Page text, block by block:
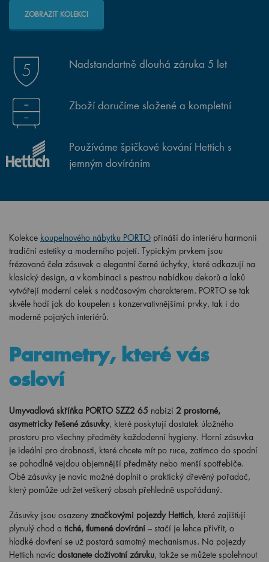
ZOBRAZIT KOLEKCI
Nadstandartně dlouhá záruka 5 let
Zboží doručíme složené a kompletní
Používáme špičkové kování Hettich s
jemným dovíráním
Kolekce koupelnového nábytku PORTO přináší do interiéru harmonii
tradiční estetiky a moderního pojetí. Typickým prvkem jsou
frézovaná čela zásuvek a elegantní černé úchytky, které odkazují na
klasický design, a v kombinaci s pestrou nabídkou dekorů a laků
vytvářejí moderní celek s nadčasovým charakterem. PORTO se tak
skvěle hodí jak do koupelen s konzervativnějšími prvky, tak i do
moderně pojatých interiérů.
Parametry, které vás
osloví
Umyvadlová skříňka PORTO SZZ2 65 nabízí 2 prostorné,
asymetricky řešené zásuvky, které poskytují dostatek úložného
prostoru pro všechny předměty každodenní hygieny. Horní zásuvka
je ideální pro drobnosti, které chcete mít po ruce, zatímco do spodní
se pohodlně vejdou objemnější předměty nebo menší spotřebiče.
Obě zásuvky je navíc možné doplnit o praktický dřevěný pořadač,
který pomůže udržet veškerý obsah přehledně uspořádaný.
Zásuvky jsou osazeny značkovými pojezdy Hettich, které zajišťují
plynulý chod a tiché, tlumené dovírání – stačí je lehce přivřít, o
hladké dovření se už postará samotný mechanismus. Na pojezdy
Hettich navíc dostanete doživotní záruku, takže se můžete spolehnout